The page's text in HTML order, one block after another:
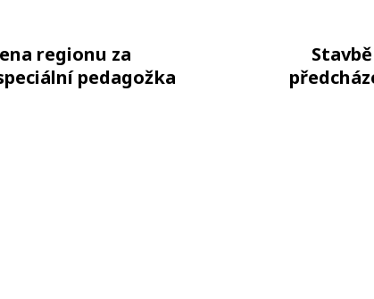
regionu za
pedagožka